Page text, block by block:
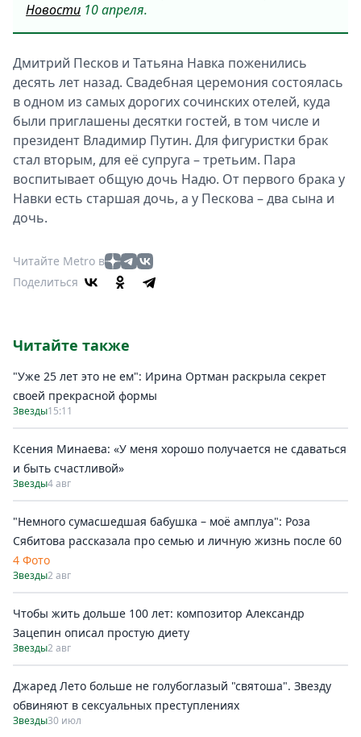
Новости 10 апреля.
Дмитрий Песков и Татьяна Навка поженились
десять лет назад. Свадебная церемония состоялась
в одном из самых дорогих сочинских отелей, куда
были приглашены десятки гостей, в том числе и
президент Владимир Путин. Для фигуристки брак
стал вторым, для её супруга – третьим. Пара
воспитывает общую дочь Надю. От первого брака у
Навки есть старшая дочь, а у Пескова – два сына и
дочь.
Читайте Metro в
Поделиться
Читайте также
"Уже 25 лет это не ем": Ирина Ортман раскрыла секрет
своей прекрасной формы
Звезды15:11
Ксения Минаева: «У меня хорошо получается не сдаваться
и быть счастливой»
Звезды4 авг
"Немного сумасшедшая бабушка – моё амплуа": Роза
Сябитова рассказала про семью и личную жизнь после 60
4 Фото
Звезды2 авг
Чтобы жить дольше 100 лет: композитор Александр
Зацепин описал простую диету
Звезды2 авг
Джаред Лето больше не голубоглазый "святоша". Звезду
обвиняют в сексуальных преступлениях
Звезды30 июл